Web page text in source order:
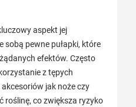
aspekt jej
sobą pewne pułapki, które
efektów. Często
z tępych
jak noże czy
roślinę, co zwiększa ryzyko